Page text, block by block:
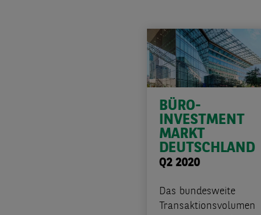
BÜRO-
INVESTMENT
MARKT
DEUTSCHLAND
Q2 2020
Das bundesweite
Transaktionsvolumen